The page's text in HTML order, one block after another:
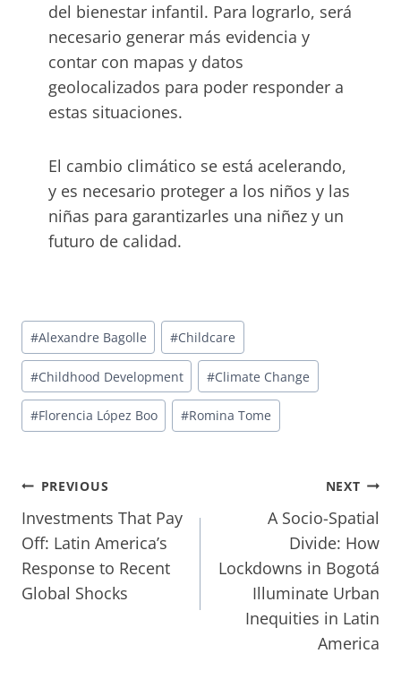
del bienestar infantil. Para lograrlo, será
necesario generar más evidencia y
contar con mapas y datos
geolocalizados para poder responder a
estas situaciones.
El cambio climático se está acelerando,
y es necesario proteger a los niños y las
niñas para garantizarles una niñez y un
futuro de calidad.
Post
Tags:
#Alexandre Bagolle #Childcare
#Childhood Development #Climate Change
#Florencia López Boo #Romina Tome
Post
navigation
PREVIOUS
Investments That Pay
Off: Latin America’s
Response to Recent
Global Shocks
NEXT
A Socio-Spatial
Divide: How
Lockdowns in Bogotá
Illuminate Urban
Inequities in Latin
America